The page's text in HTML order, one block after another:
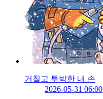
거칠고 투박한 내 손
2026-05-31 06:00